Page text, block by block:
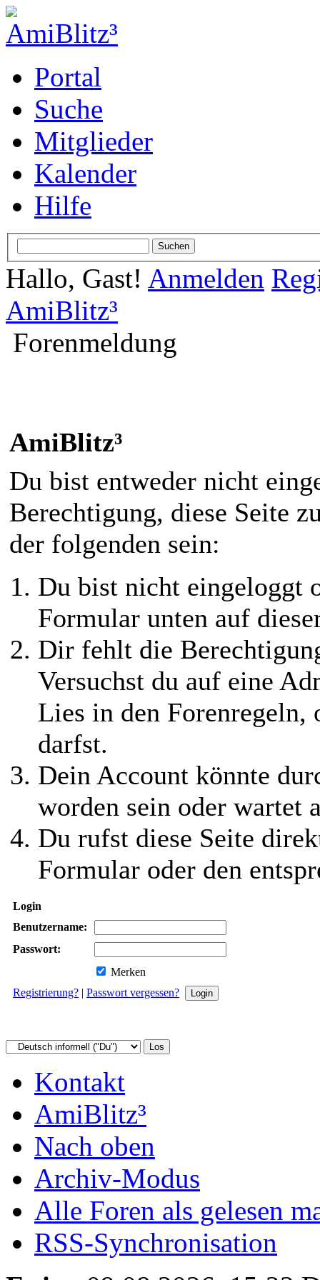
Portal
Suche
Mitglieder
Kalender
Hilfe
Hallo, Gast! Anmelden
AmiBlitz³
Forenmeldung
AmiBlitz³
Du bist entweder nicht
Berechtigung, diese Seite
der folgenden sein:
Du bist nicht eingeloggt
Formular unten auf
Dir fehlt die
Versuchst du auf eine
Lies in den Forenregeln,
darfst.
Dein Account könnte
worden sein oder wartet
Du rufst diese Seite
Formular oder den
Login
Benutzername:
Passwort:
Merken
Registrierung? | Passwort vergessen?
Kontakt
AmiBlitz³
Nach oben
Archiv-Modus
Alle Foren als gelesen
RSS-Synchronisation